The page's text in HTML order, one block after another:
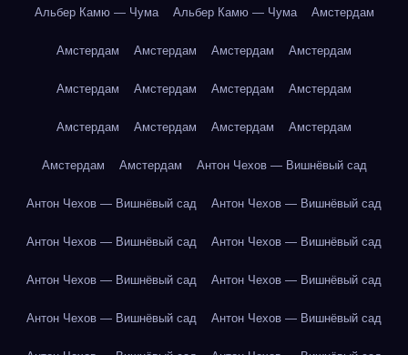
Альбер Камю — Чума Альбер Камю — Чума Амстердам
Амстердам Амстердам Амстердам Амстердам
Амстердам Амстердам Амстердам Амстердам
Амстердам Амстердам Амстердам Амстердам
Амстердам Амстердам Антон Чехов — Вишнёвый сад
Антон Чехов — Вишнёвый сад Антон Чехов — Вишнёвый сад
Антон Чехов — Вишнёвый сад Антон Чехов — Вишнёвый сад
Антон Чехов — Вишнёвый сад Антон Чехов — Вишнёвый сад
Антон Чехов — Вишнёвый сад Антон Чехов — Вишнёвый сад